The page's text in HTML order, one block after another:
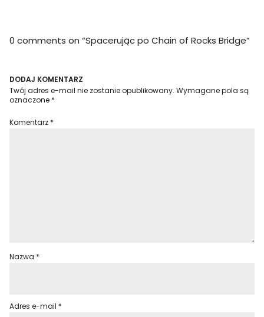
0 comments on “Spacerując po Chain of Rocks Bridge”
DODAJ KOMENTARZ
Twój adres e-mail nie zostanie opublikowany. Wymagane pola są
oznaczone *
Komentarz *
Nazwa *
Adres e-mail *